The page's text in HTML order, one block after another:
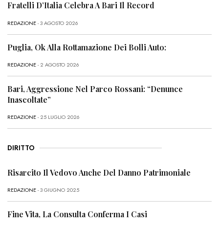
Fratelli D’Italia Celebra A Bari Il Record
REDAZIONE- 3 AGOSTO 2026
Puglia, Ok Alla Rottamazione Dei Bolli Auto:
REDAZIONE- 2 AGOSTO 2026
Bari, Aggressione Nel Parco Rossani: “Denunce
Inascoltate”
REDAZIONE- 25 LUGLIO 2026
DIRITTO
Risarcito Il Vedovo Anche Del Danno Patrimoniale
REDAZIONE- 3 GIUGNO 2025
Fine Vita, La Consulta Conferma I Casi